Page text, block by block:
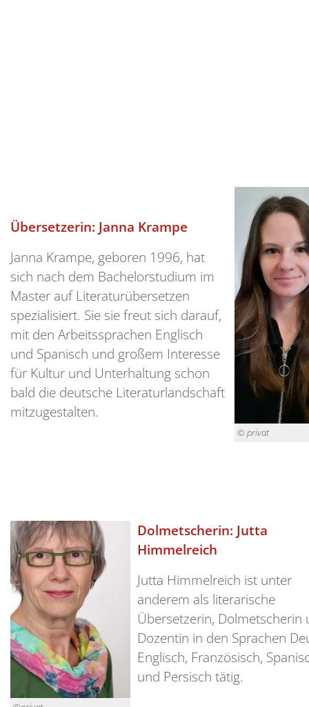
© privat
Übersetzerin: Janna Krampe
Janna Krampe, geboren 1996, hat
sich nach dem Bachelorstudium im
Master auf Literaturübersetzen
spezialisiert. Sie sie freut sich darauf,
mit den Arbeitssprachen Englisch
und Spanisch und großem Interesse
für Kultur und Unterhaltung schon
bald die deutsche Literaturlandschaft
mitzugestalten.
Dolmetscherin: Jutta
Himmelreich
Jutta Himmelreich ist unter
anderem als literarische
Übersetzerin, Dolmetscherin
Dozentin in den Sprachen
Englisch, Französisch,
und Persisch tätig.